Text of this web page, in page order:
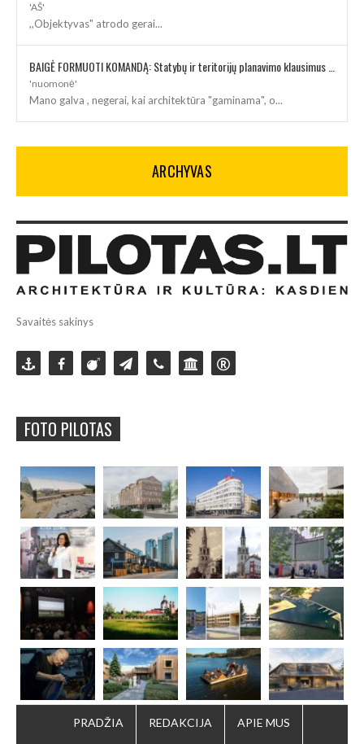
'AŠ'
,,Objektyvas" atrodo gerai...
'nuomonė'
Mano galva , negerai, kai architektūra "gaminama", o...
ARCHYVAS
Savaitės sakinys
FOTO PILOTAS
PRADŽIA REDAKCIJA APIE MUS